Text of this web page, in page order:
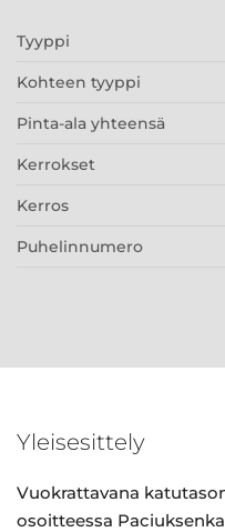
Tyyppi
Kohteen tyyppi
Pinta-ala yhteensä
Kerrokset
Kerros
Puhelinnumero
Yleisesittely
Vuokrattavana
osoitteessa